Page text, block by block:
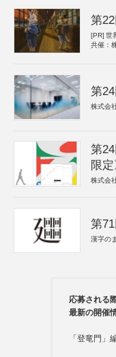
第
[PR] 世
共催：
第
株式会
第
限定
株式会
第
漢字の
応募される
最新の開催
「登竜門」